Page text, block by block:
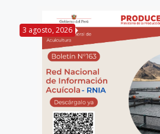
3 agosto, 2026